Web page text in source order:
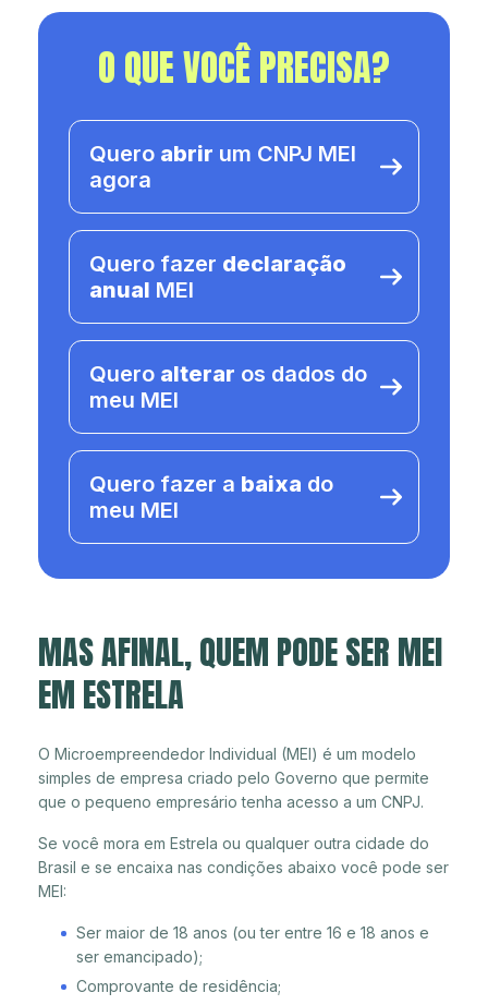
O QUE VOCÊ PRECISA?
Quero abrir um CNPJ MEI
agora
Quero fazer declaração
anual MEI
Quero alterar os dados do
meu MEI
Quero fazer a baixa do
meu MEI
MAS AFINAL, QUEM PODE SER MEI
EM ESTRELA
O Microempreendedor Individual (MEI) é um modelo
simples de empresa criado pelo Governo que permite
que o pequeno empresário tenha acesso a um CNPJ.
Se você mora em Estrela ou qualquer outra cidade do
Brasil e se encaixa nas condições abaixo você pode ser
MEI:
Ser maior de 18 anos (ou ter entre 16 e 18 anos e
ser emancipado);
Comprovante de residência;